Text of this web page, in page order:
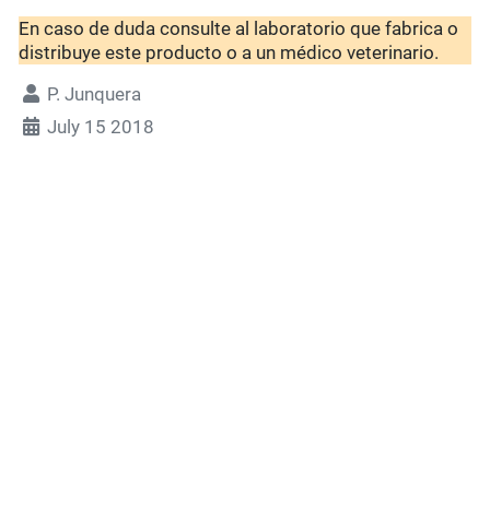
En caso de duda consulte al laboratorio que fabrica o
distribuye este producto o a un médico veterinario.
P. Junquera
July 15 2018